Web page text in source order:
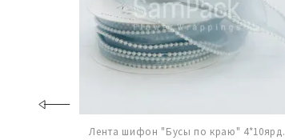
Лента шифон "Бусы по краю" 4*10ярд.